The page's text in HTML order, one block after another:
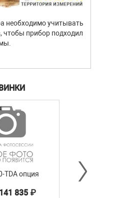
необходимо учитывать
прибор подходил
TDA опция
835 ₽